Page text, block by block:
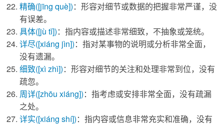
精确([jīng què])：形容对细节或数据的把握非常严谨，没
有误差。
具体([jù tǐ])：指内容或描述非常细致，不抽象或笼统。
详尽([xiáng jìn])：指对某事物的说明或分析非常全面，
没有遗漏。
细致([xì zhì])：形容对细节的关注和处理非常到位，没有
疏忽。
周详([zhōu xiáng])：指考虑或安排非常全面，没有疏漏
之处。
详实([xiáng shí])：指内容或信息非常充实和准确，没有